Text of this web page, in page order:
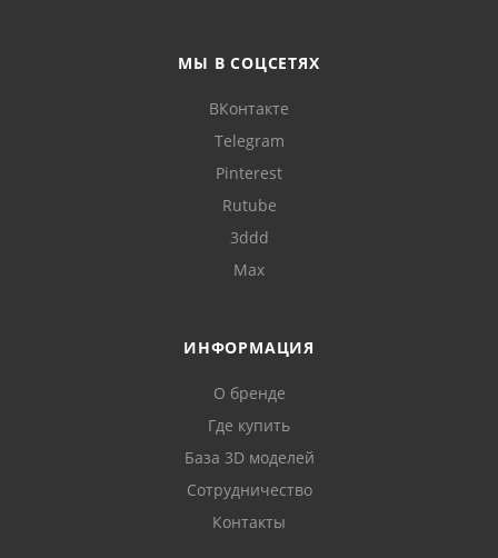
МЫ В СОЦСЕТЯХ
ВКонтакте
Telegram
Pinterest
Rutube
3ddd
Max
ИНФОРМАЦИЯ
О бренде
Где купить
База 3D моделей
Сотрудничество
Контакты